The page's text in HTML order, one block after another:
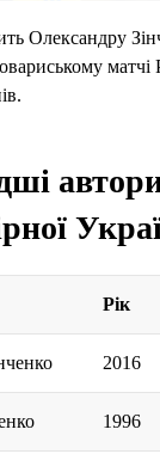
Олександру
матчі
Рік
2016
1996